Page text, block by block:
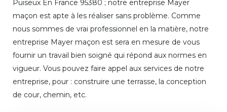
Puiseux En France 95380 ; notre entreprise Mayer
maçon est apte à les réaliser sans problème. Comme
nous sommes de vrai professionnel en la matière, notre
entreprise Mayer maçon est sera en mesure de vous
fournir un travail bien soigné qui répond aux normes en
vigueur. Vous pouvez faire appel aux services de notre
entreprise, pour : construire une terrasse, la conception
de cour, chemin, etc.